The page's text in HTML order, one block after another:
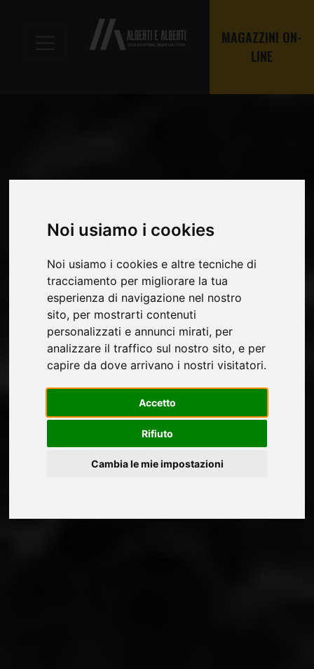
Noi usiamo i cookies
Noi usiamo i cookies e altre tecniche di
tracciamento per migliorare la tua
esperienza di navigazione nel nostro
sito, per mostrarti contenuti
personalizzati e annunci mirati, per
analizzare il traffico sul nostro sito, e per
capire da dove arrivano i nostri visitatori.
Accetto
Rifiuto
Cambia le mie impostazioni
MAGAZZINI ON-
LINE